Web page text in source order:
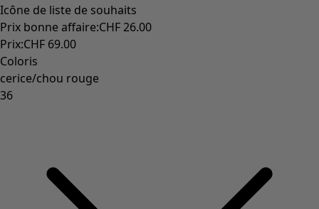
Icône de liste de souhaits
Prix bonne affaire:CHF 26.00
Prix:CHF 69.00
Coloris
cerice/chou rouge
36